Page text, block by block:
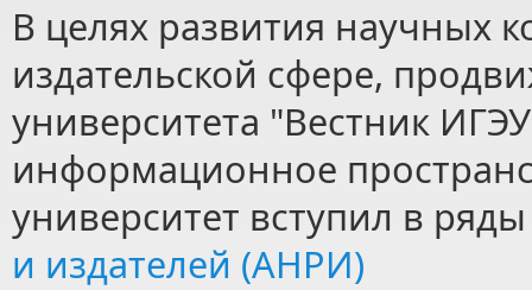
В целях развития научных
издательской сфере,
университета "Вестник
информационное
университет вступил в
и издателей (АНРИ)